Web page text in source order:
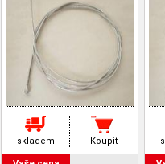
skladem Koupit